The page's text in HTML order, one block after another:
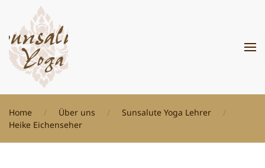
Zum Hauptinhalt springen
Home Über uns
Sunsalute Yoga Lehrer
Heike Eichenseher